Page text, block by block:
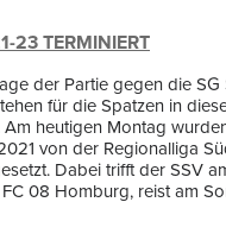
23 TERMINIERT
der Partie gegen die SG
für die Spatzen in
Am heutigen Montag
von der Regionalliga
Dabei trifft der SSV
08 Homburg, reist am